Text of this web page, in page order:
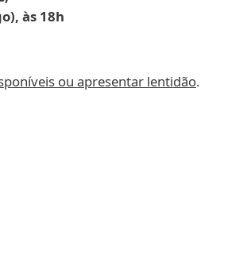
às 18h
ou apresentar lentidão.